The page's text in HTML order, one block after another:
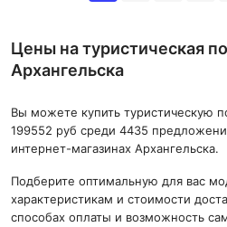
Цены на туристическая
Архангельска
Вы можете купить туристическую
199552 руб среди 4435
интернет-магазинах Архангельска.
Подберите оптимальную для вас
характеристикам и стоимости
способах оплаты и возможность